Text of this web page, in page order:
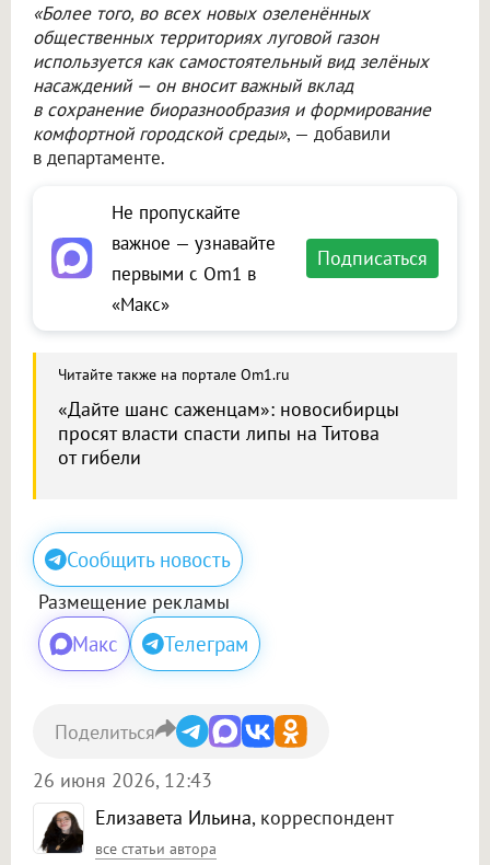
«Более того, во всех новых озеленённых
общественных территориях луговой газон
используется как самостоятельный вид зелёных
насаждений — он вносит важный вклад
в сохранение биоразнообразия и формирование
комфортной городской среды», — добавили
в департаменте.
Не пропускайте
важное — узнавайте
первыми с Om1 в
«Макс»
Подписаться
Читайте также на портале Om1.ru
«Дайте шанс саженцам»: новосибирцы
просят власти спасти липы на Титова
от гибели
Сообщить новость
Размещение рекламы
Макс Телеграм
Елизавета Ильина, корреспондент
все статьи автора
26 июня 2026, 12:43
Поделиться